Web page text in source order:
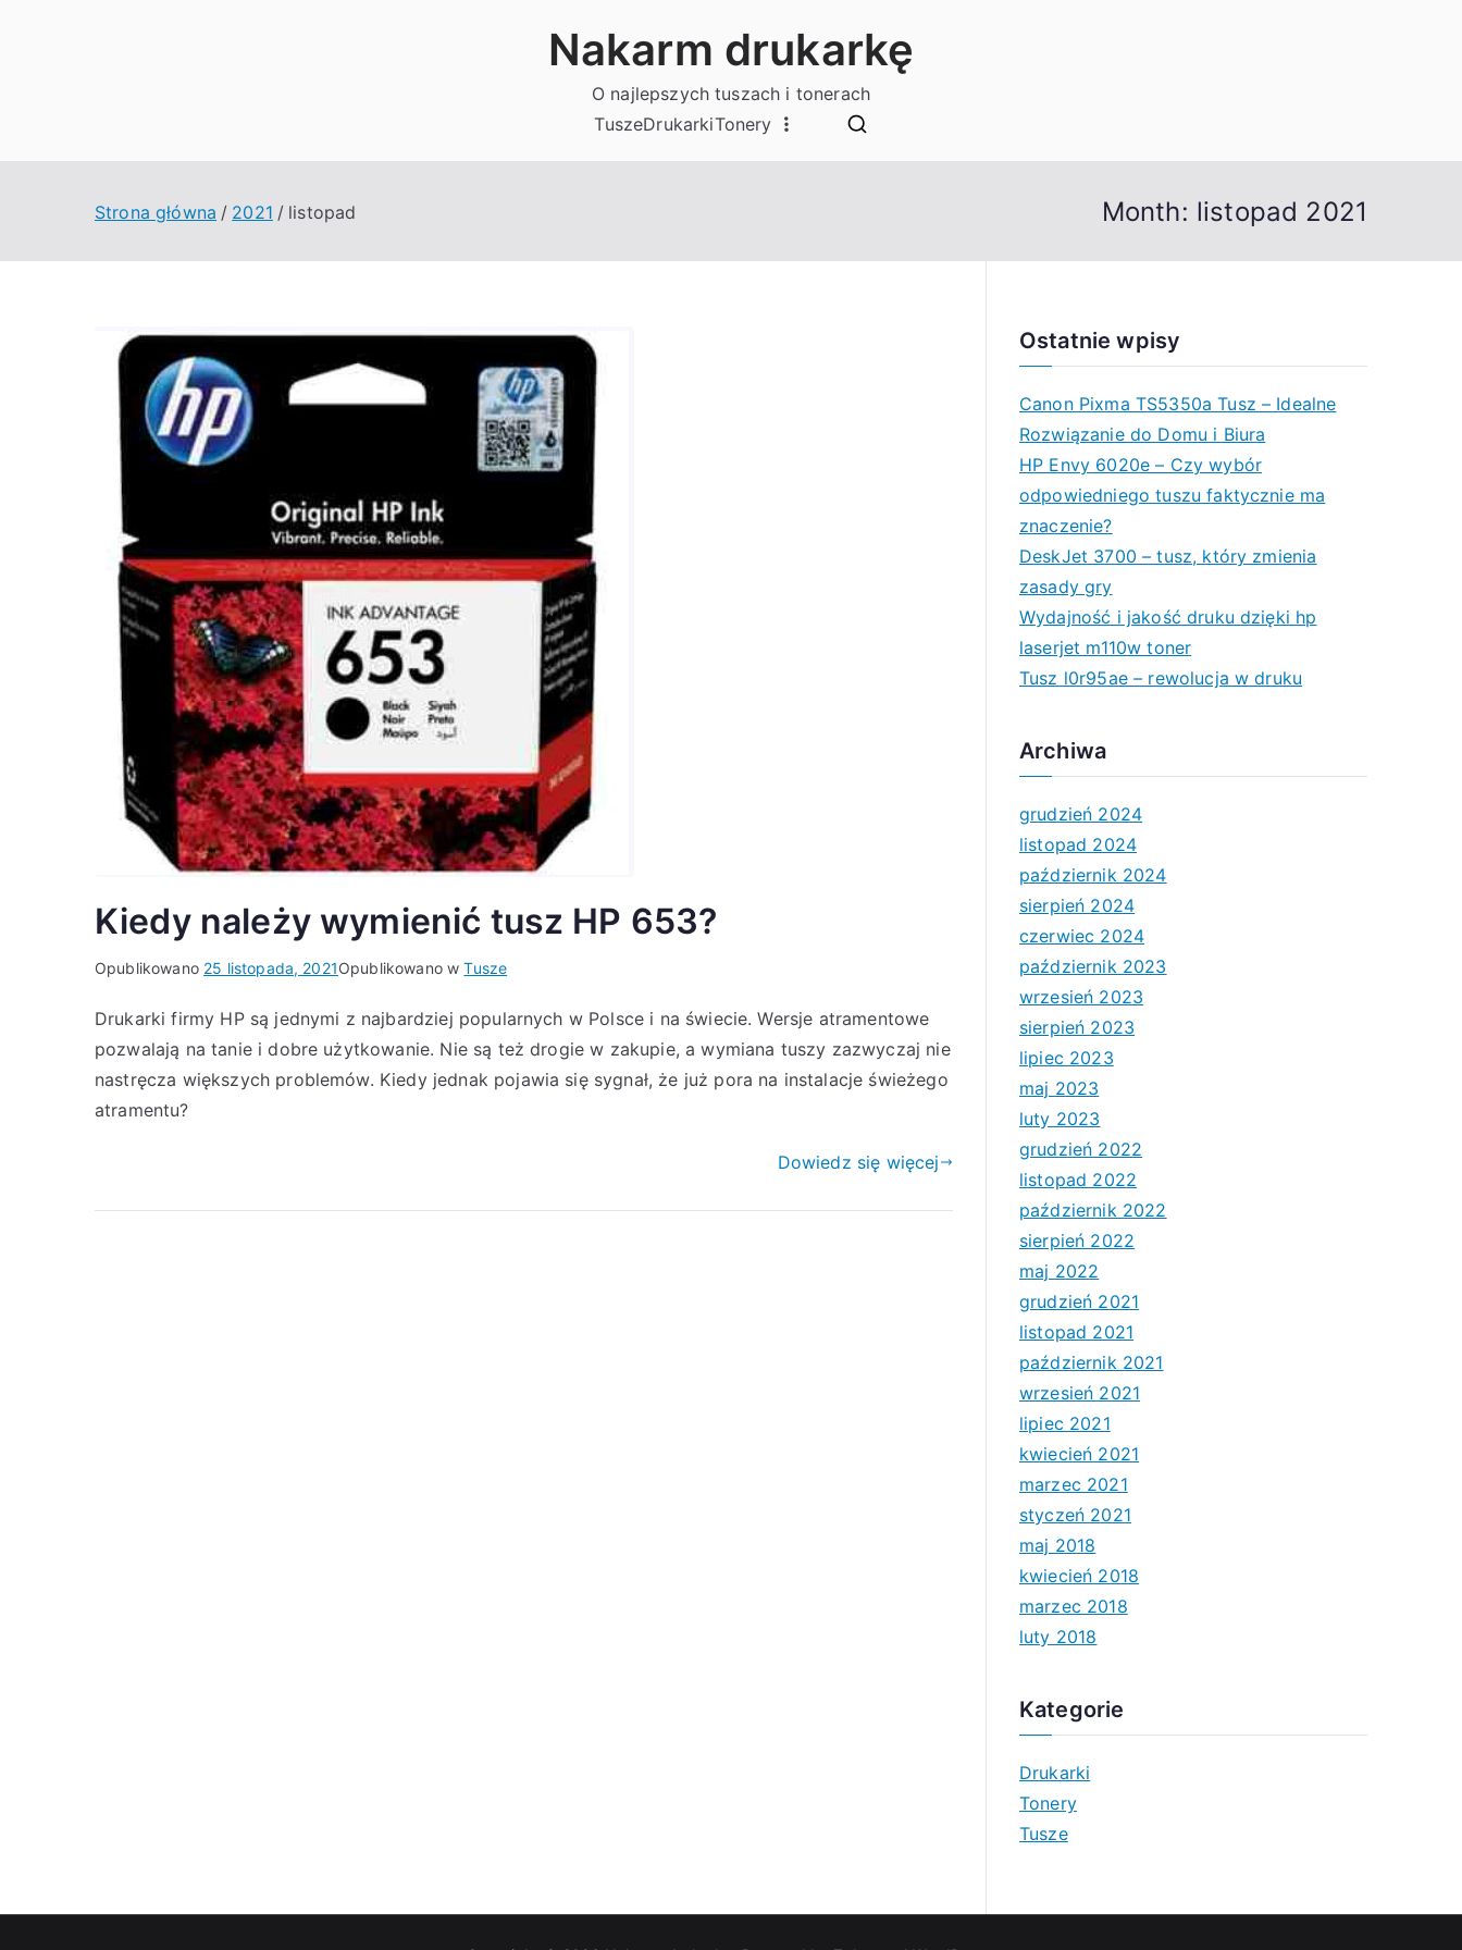
Nakarm drukarkę
O najlepszych tuszach i tonerach
TuszeDrukarkiTonery
Month: listopad 2021
Strona główna 2021 listopad
Kiedy należy wymienić tusz HP 653?
Opublikowano 25 listopada, 2021Opublikowano wTusze
Drukarki firmy HP są jednymi z najbardziej popularnych w Polsce i na świecie. Wersje atramentowe
pozwalają na tanie i dobre użytkowanie. Nie są też drogie w zakupie, a wymiana tuszy zazwyczaj nie
nastręcza większych problemów. Kiedy jednak pojawia się sygnał, że już pora na instalacje świeżego
atramentu?
Dowiedz się więcej
Ostatnie wpisy
Canon Pixma TS5350a Tusz – Idealne
Rozwiązanie do Domu i Biura
HP Envy 6020e – Czy wybór
odpowiedniego tuszu faktycznie ma
znaczenie?
DeskJet 3700 – tusz, który zmienia
zasady gry
Wydajność i jakość druku dzięki hp
laserjet m110w toner
Tusz l0r95ae – rewolucja w druku
Archiwa
grudzień 2024
listopad 2024
październik 2024
sierpień 2024
czerwiec 2024
październik 2023
wrzesień 2023
sierpień 2023
lipiec 2023
maj 2023
luty 2023
grudzień 2022
listopad 2022
październik 2022
sierpień 2022
maj 2022
grudzień 2021
listopad 2021
październik 2021
wrzesień 2021
lipiec 2021
kwiecień 2021
marzec 2021
styczeń 2021
maj 2018
kwiecień 2018
marzec 2018
luty 2018
Kategorie
Drukarki
Tonery
Tusze